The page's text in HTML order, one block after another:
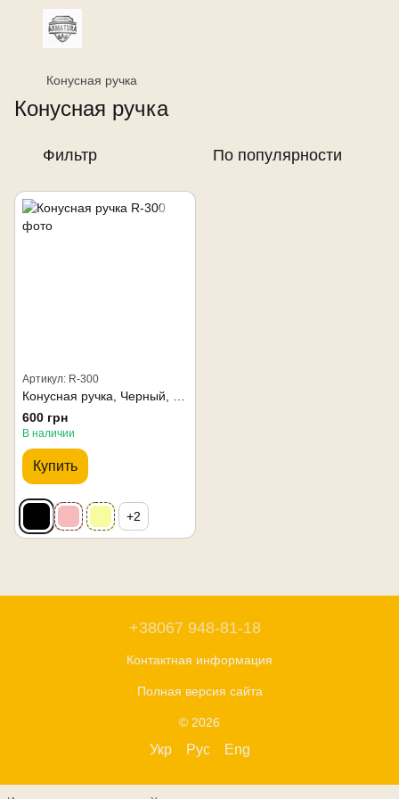
Конусная ручка
Конусная ручка
Фильтр По популярности
Артикул: R-300
600 грн
В наличии
Купить
+2
+38067 948-81-18
Контактная информация
Полная версия сайта
© 2026
Укр Рус Eng